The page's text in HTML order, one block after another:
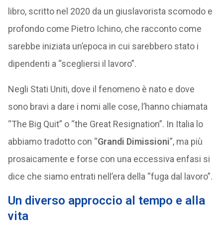
libro, scritto nel 2020 da un giuslavorista scomodo e
profondo come Pietro Ichino, che racconto come
sarebbe iniziata un’epoca in cui sarebbero stato i
dipendenti a “scegliersi il lavoro”.
Negli Stati Uniti, dove il fenomeno è nato e dove
sono bravi a dare i nomi alle cose, l’hanno chiamata
“The Big Quit” o “the Great Resignation”. In Italia lo
abbiamo tradotto con “Grandi Dimissioni”, ma più
prosaicamente e forse con una eccessiva enfasi si
dice che siamo entrati nell’era della “fuga dal lavoro”.
Un diverso approccio al tempo e alla
vita